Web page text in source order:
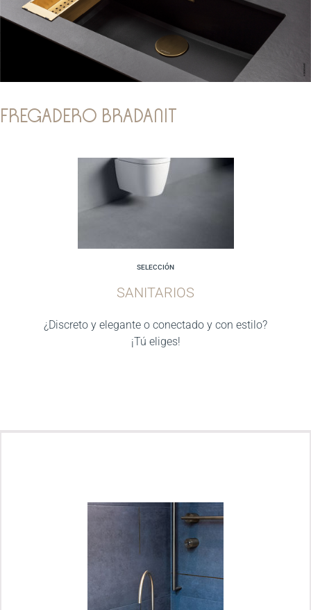
FREGADERO BRADANIT
SELECCIÓN
SANITARIOS
¿Discreto y elegante o conectado y con estilo?
¡Tú eliges!